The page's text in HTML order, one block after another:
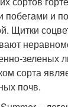
побегами и
Щитки
зеленых
сорта
почв.